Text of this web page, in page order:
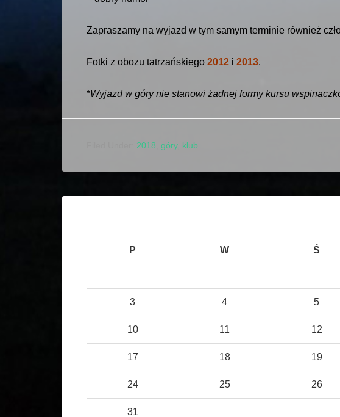
Zapraszamy na wyjazd w tym samym terminie również
Fotki z obozu tatrzańskiego 2012 i 2013.
*Wyjazd w góry nie stanowi żadnej formy kursu
2018 góry, klub
P
W Ś
3 4 5
10 11 12
17 18 19
24 25 26
31